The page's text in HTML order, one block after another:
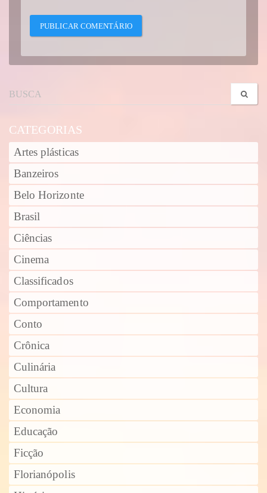
CATEGORIAS
Artes plásticas
Banzeiros
Belo Horizonte
Brasil
Ciências
Cinema
Classificados
Comportamento
Conto
Crônica
Culinária
Cultura
Economia
Educação
Ficção
Florianópolis